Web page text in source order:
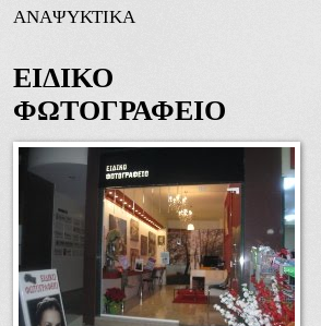
ΑΝΑΨΥΚΤΙΚΑ
ΕΙΔΙΚΟ
ΦΩΤΟΓΡΑΦΕΙΟ